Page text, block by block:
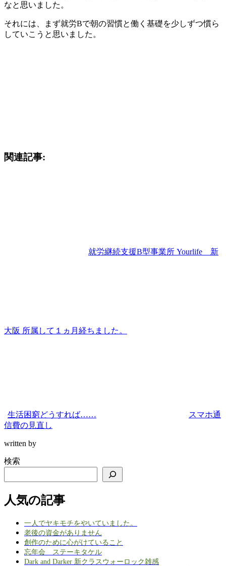
なと思いました。
それには、まず就労Bで朝の習慣と働く基礎を少しずつ慣ら
していこうと思いました。
関連記事:
就労継続支援B型事業所 Yourlife 新
大阪 所属して１ヵ月経ちました。
生活困窮どうすれば……
スマホ通
信費の見直し
written by
検索
人気の記事
一人でヤキモチをやいていました。
老後の資金がありません
創作のために心がけていること
忘年会 ステーキタケル
Dark and Darker 新クラスウォーロック雑感